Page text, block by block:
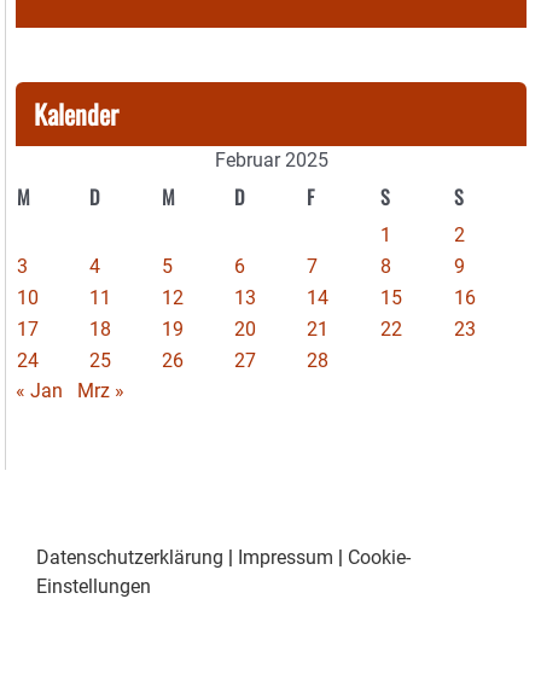
Kalender
Februar 2025
M D M D F S S
1
2
3
4 5 6 7 8
9
10
11 12 13 14 15
16
17
18 19 20 21 22
23
24
25 26 27
28
« Jan
Mrz »
Datenschutzerklärung | Impressum | Cookie-
Einstellungen